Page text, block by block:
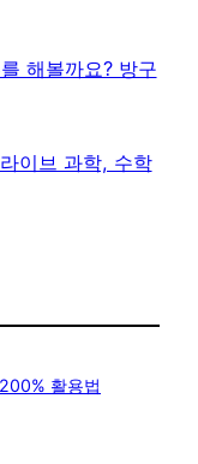
해볼까요? 방구
이브 과학, 수학
활용법